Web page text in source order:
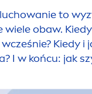
to
wiele obaw.
Kiedy i
I w końcu: jak